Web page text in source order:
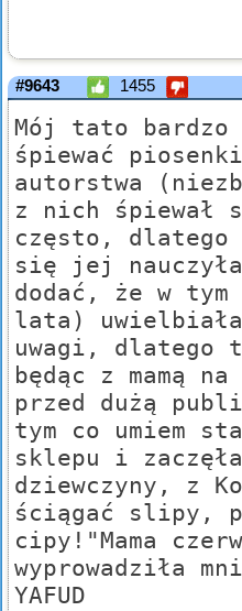
#9643 1455
Mój tato bardzo
śpiewać piosenki
autorstwa
z nich śpiewał
często, dlatego
się jej
dodać, że w tym
lata)
uwagi, dlatego
będąc z mamą
przed dużą
tym co umiem
sklepu i
dziewczyny, z
ściągać slipy,
cipy!"Mama
wyprowadziła
YAFUD